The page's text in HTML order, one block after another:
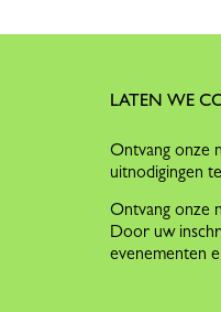
LATEN WE
Ontvang onze
uitnodigingen
Ontvang onze
Door uw
evenementen